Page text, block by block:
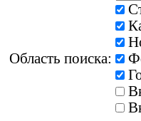
Область поиска: